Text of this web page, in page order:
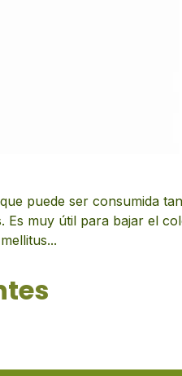
puede ser consumida
muy útil para bajar el